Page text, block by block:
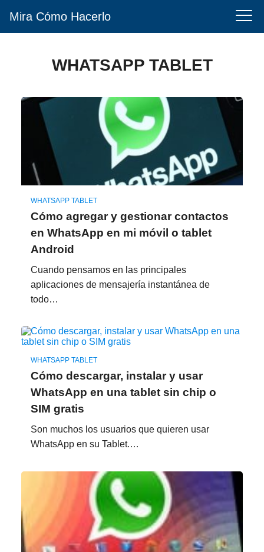
Mira Cómo Hacerlo
WHATSAPP TABLET
WHATSAPP TABLET
Cómo agregar y gestionar contactos
en WhatsApp en mi móvil o tablet
Android
Cuando pensamos en las principales
aplicaciones de mensajería instantánea de
todo…
WHATSAPP TABLET
Cómo descargar, instalar y usar
WhatsApp en una tablet sin chip o
SIM gratis
Son muchos los usuarios que quieren usar
WhatsApp en su Tablet.…